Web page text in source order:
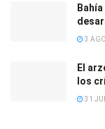
3
El
los
31